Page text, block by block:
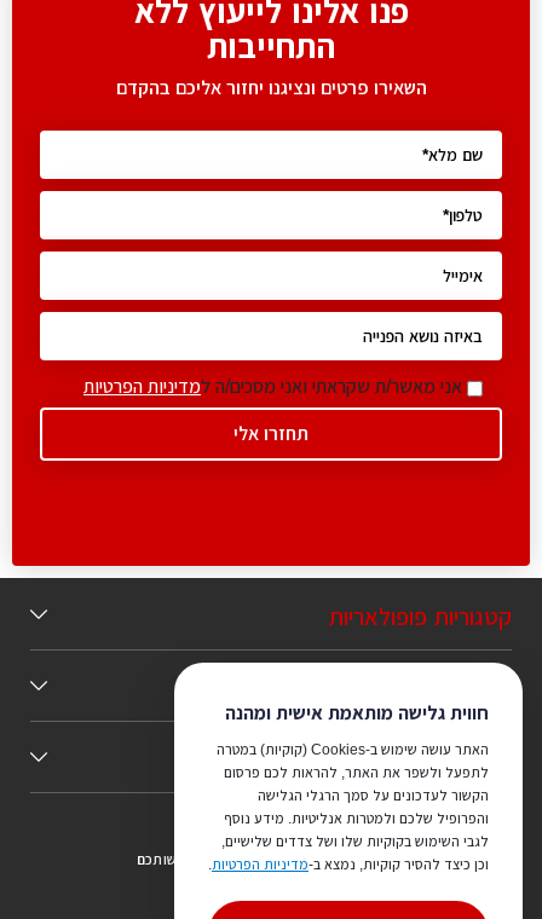
פנו אלינו לייעוץ ללא
התחייבות
השאירו פרטים ונציגנו יחזור אליכם בהקדם
אני מאשר/ת שקראתי ואני מסכים/ה למדיניות הפרטיות
חווית גלישה מותאמת אישית ומהנה
האתר עושה שימוש ב-Cookies (קוקיות) במטרה
לתפעל ולשפר את האתר, להראות לכם פרסום
הקשור לעדכונים על סמך הרגלי הגלישה
והפרופיל שלכם ולמטרות אנליטיות. מידע נוסף
לגבי השימוש בקוקיות שלו ושל צדדים שלישיים,
וכן כיצד להסיר קוקיות, נמצא ב-מדיניות הפרטיות.
קטגוריות פופולאריות
כללי
צריכים ייעוץ מהמקצוענים שלנו? נשמח לעמוד לרשותכם